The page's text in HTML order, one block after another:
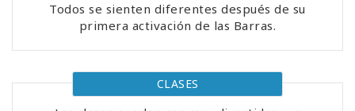
Todos se sienten diferentes después de su
primera activación de las Barras.
CLASES